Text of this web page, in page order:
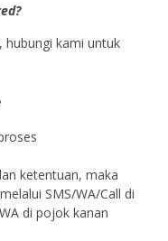
hubungi kami untuk
ketentuan, maka
SMS/WA/Call di
di pojok kanan